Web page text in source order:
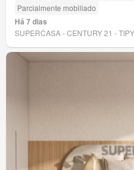
Parcialmente mobiliado
Há 7 dias
SUPERCASA - CENTURY 21 -